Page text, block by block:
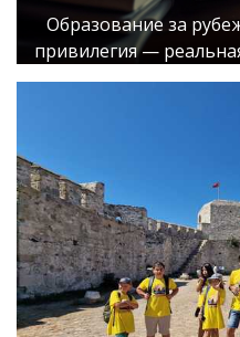
Образование за
привилегия —